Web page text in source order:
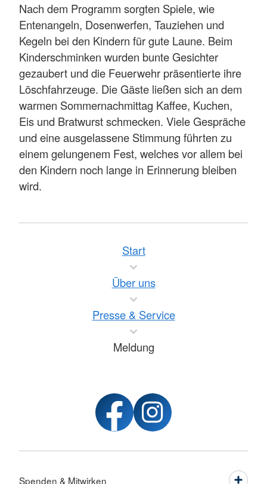
Nach dem Programm sorgten Spiele, wie
Entenangeln, Dosenwerfen, Tauziehen und
Kegeln bei den Kindern für gute Laune. Beim
Kinderschminken wurden bunte Gesichter
gezaubert und die Feuerwehr präsentierte ihre
Löschfahrzeuge. Die Gäste ließen sich an dem
warmen Sommernachmittag Kaffee, Kuchen,
Eis und Bratwurst schmecken. Viele Gespräche
und eine ausgelassene Stimmung führten zu
einem gelungenem Fest, welches vor allem bei
den Kindern noch lange in Erinnerung bleiben
wird.
Start
Über uns
Presse & Service
Meldung
Spenden & Mitwirken